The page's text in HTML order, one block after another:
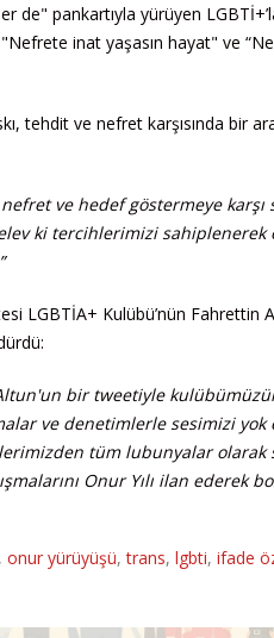
de" pankartıyla yürüyen
inat yaşasın hayat" ve
tehdit ve nefret karşısında
ve hedef göstermeye karşı
ki tercihlerimizi
LGBTİA+ Kulübü’nün Fahrettin
bir tweetiyle
ve denetimlerle sesimizi
tüm lubunyalar olarak
Onur Yılı ilan ederek
, onur yürüyüşü,trans, lgbti, ifade